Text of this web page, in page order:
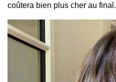
coûtera bien plus cher au final.